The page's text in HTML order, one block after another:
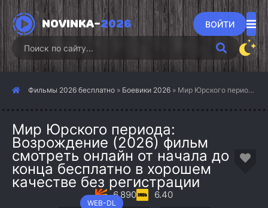
NOVINKA-2026 ВОЙТИ
Фильмы 2026 бесплатно » Боевики 2026 » Мир Юрского периода: Возрождение (2026)
Мир Юрского периода:
Возрождение (2026) фильм
смотреть онлайн от начала до
конца бесплатно в хорошем
качестве без регистрации
WEB-DL
6.890 6.40